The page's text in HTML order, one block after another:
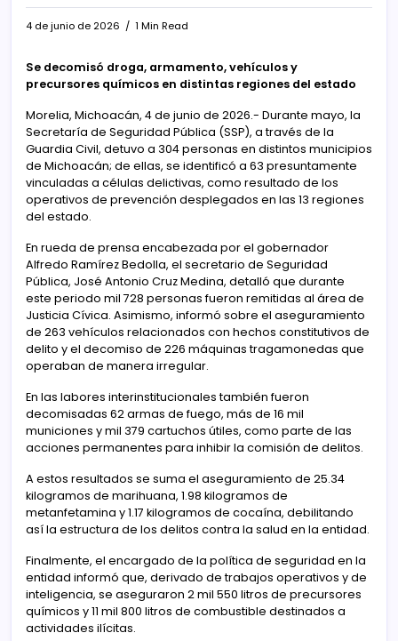
4 de junio de 2026 1 Min Read
Se decomisó droga, armamento, vehículos y
precursores químicos en distintas regiones del estado
Morelia, Michoacán, 4 de junio de 2026.- Durante mayo, la
Secretaría de Seguridad Pública (SSP), a través de la
Guardia Civil, detuvo a 304 personas en distintos municipios
de Michoacán; de ellas, se identificó a 63 presuntamente
vinculadas a células delictivas, como resultado de los
operativos de prevención desplegados en las 13 regiones
del estado.
En rueda de prensa encabezada por el gobernador
Alfredo Ramírez Bedolla, el secretario de Seguridad
Pública, José Antonio Cruz Medina, detalló que durante
este periodo mil 728 personas fueron remitidas al área de
Justicia Cívica. Asimismo, informó sobre el aseguramiento
de 263 vehículos relacionados con hechos constitutivos de
delito y el decomiso de 226 máquinas tragamonedas que
operaban de manera irregular.
En las labores interinstitucionales también fueron
decomisadas 62 armas de fuego, más de 16 mil
municiones y mil 379 cartuchos útiles, como parte de las
acciones permanentes para inhibir la comisión de delitos.
A estos resultados se suma el aseguramiento de 25.34
kilogramos de marihuana, 1.98 kilogramos de
metanfetamina y 1.17 kilogramos de cocaína, debilitando
así la estructura de los delitos contra la salud en la entidad.
Finalmente, el encargado de la política de seguridad en la
entidad informó que, derivado de trabajos operativos y de
inteligencia, se aseguraron 2 mil 550 litros de precursores
químicos y 11 mil 800 litros de combustible destinados a
actividades ilícitas.